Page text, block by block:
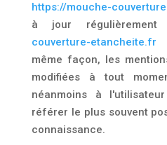
https://mouche-
à jour
couverture-etancheite.fr
même façon, les
modifiées à tout
néanmoins à
référer le plus souvent
connaissance.